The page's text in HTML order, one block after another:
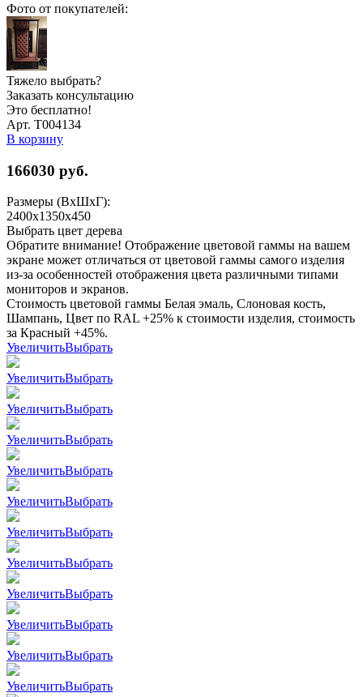
Фото от покупателей:
Тяжело выбрать?
Заказать консультацию
Это бесплатно!
Арт. Т004134
В корзину
166030 руб.
Размеры (ВхШхГ):
2400x1350x450
Выбрать цвет дерева
Обратите внимание! Отображение цветовой гаммы на вашем
экране может отличаться от цветовой гаммы самого изделия
из-за особенностей отображения цвета различными типами
мониторов и экранов.
Стоимость цветовой гаммы Белая эмаль, Слоновая кость,
Шампань, Цвет по RAL +25% к стоимости изделия, стоимость
за Красный +45%.
УвеличитьВыбрать
УвеличитьВыбрать
УвеличитьВыбрать
УвеличитьВыбрать
УвеличитьВыбрать
УвеличитьВыбрать
УвеличитьВыбрать
УвеличитьВыбрать
УвеличитьВыбрать
УвеличитьВыбрать
УвеличитьВыбрать
УвеличитьВыбрать